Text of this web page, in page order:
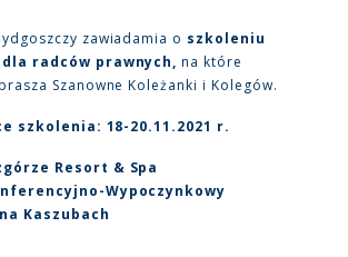
zawiadamia o szkoleniu
radców prawnych, na które
Szanowne Koleżanki i Kolegów.
szkolenia: 18-20.11.2021 r.
Resort & Spa
Wypoczynkowy
Kaszubach